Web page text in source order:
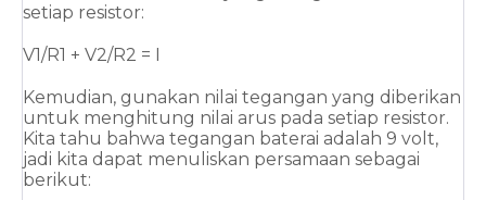
setiap resistor:
V1/R1 + V2/R2 = I
Kemudian, gunakan nilai tegangan yang diberikan
untuk menghitung nilai arus pada setiap resistor.
Kita tahu bahwa tegangan baterai adalah 9 volt,
jadi kita dapat menuliskan persamaan sebagai
berikut: